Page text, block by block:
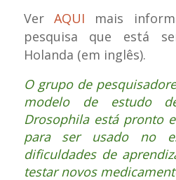
Ver AQUI mais
pesquisa que está
Holanda (em inglês).
O grupo de
modelo de estudo
Drosophila está pronto
para ser usado no
dificuldades de
testar novos